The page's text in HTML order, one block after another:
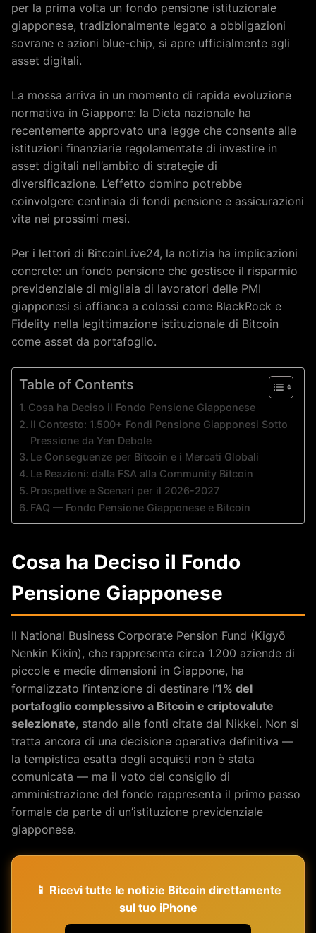
per la prima volta un fondo pensione istituzionale
giapponese, tradizionalmente legato a obbligazioni
sovrane e azioni blue-chip, si apre ufficialmente agli
asset digitali.
La mossa arriva in un momento di rapida evoluzione
normativa in Giappone: la Dieta nazionale ha
recentemente approvato una legge che consente alle
istituzioni finanziarie regolamentate di investire in
asset digitali nell’ambito di strategie di
diversificazione. L’effetto domino potrebbe
coinvolgere centinaia di fondi pensione e assicurazioni
vita nei prossimi mesi.
Per i lettori di BitcoinLive24, la notizia ha implicazioni
concrete: un fondo pensione che gestisce il risparmio
previdenziale di migliaia di lavoratori delle PMI
giapponesi si affianca a colossi come BlackRock e
Fidelity nella legittimazione istituzionale di Bitcoin
come asset da portafoglio.
Table of Contents
Cosa ha Deciso il Fondo Pensione Giapponese
Il Contesto: 1.500+ Fondi Pensione Giapponesi Sotto
Pressione da Yen Debole
Le Conseguenze per Bitcoin e i Mercati Globali
Le Reazioni: dalla FSA alla Community Bitcoin
Prospettive e Scenari per il 2026-2027
FAQ — Fondo Pensione Giapponese e Bitcoin
Cosa ha Deciso il Fondo
Pensione Giapponese
Il National Business Corporate Pension Fund (Kigyō
Nenkin Kikin), che rappresenta circa 1.200 aziende di
piccole e medie dimensioni in Giappone, ha
formalizzato l’intenzione di destinare l’1% del
portafoglio complessivo a Bitcoin e criptovalute
selezionate, stando alle fonti citate dal Nikkei. Non si
tratta ancora di una decisione operativa definitiva —
la tempistica esatta degli acquisti non è stata
comunicata — ma il voto del consiglio di
amministrazione del fondo rappresenta il primo passo
formale da parte di un’istituzione previdenziale
giapponese.
📱 Ricevi tutte le notizie Bitcoin direttamente
sul tuo iPhone